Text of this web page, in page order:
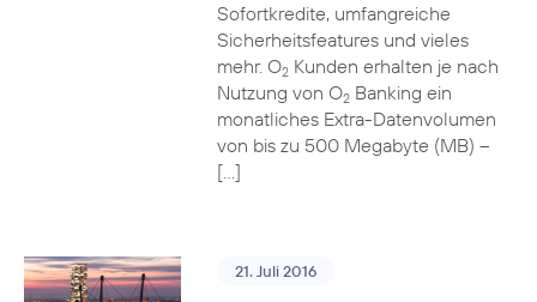
Sofortkredite, umfangreiche
Sicherheitsfeatures und vieles
mehr. O2Kunden erhalten je nach
Nutzung von O2Banking ein
monatliches Extra-Datenvolumen
von bis zu 500 Megabyte (MB) –
[…]
21. Juli 2016